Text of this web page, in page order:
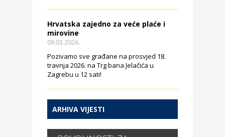
Hrvatska zajedno za veće plaće i
mirovine
09.03.2026.
Pozivamo sve građane na prosvjed 18.
travnja 2026. na Trg bana Jelačića u
Zagrebu u 12 sati!
ARHIVA VIJESTI